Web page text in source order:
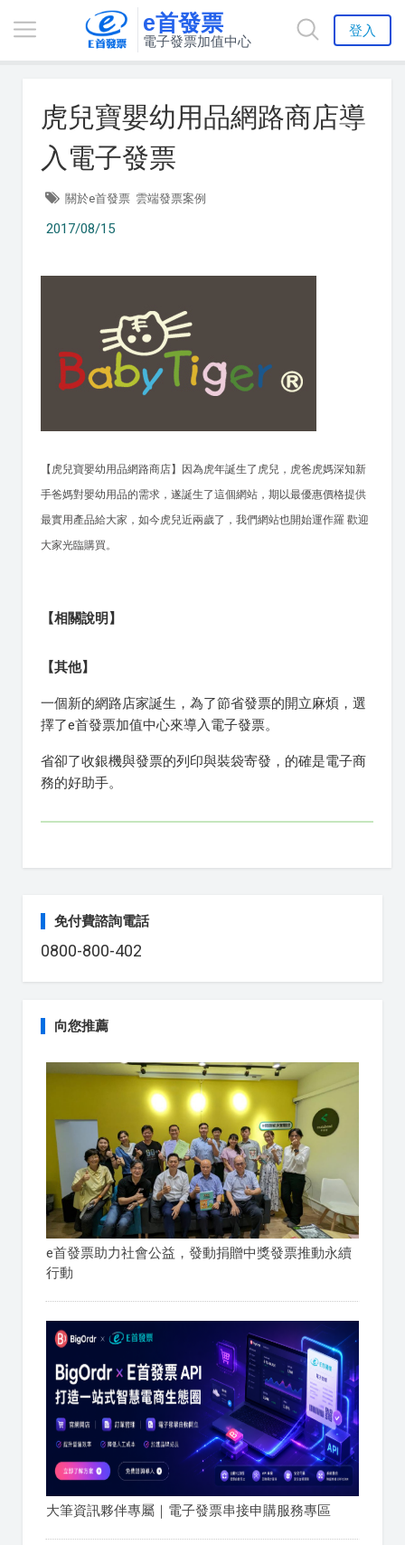
e首發票
電子發票加值中心
登入
虎兒寶嬰幼用品網路商店導
入電子發票
關於e首發票 雲端發票案例
2017/08/15
【虎兒寶嬰幼用品網路商店】因為虎年誕生了虎兒，虎爸虎媽深知新
手爸媽對嬰幼用品的需求，遂誕生了這個網站，期以最優惠價格提供
最實用產品給大家，如今虎兒近兩歲了，我們網站也開始運作羅 歡迎
大家光臨購買。
【相關說明】
【其他】
一個新的網路店家誕生，為了節省發票的開立麻煩，選
擇了e首發票加值中心來導入電子發票。
省卻了收銀機與發票的列印與裝袋寄發，的確是電子商
務的好助手。
免付費諮詢電話
0800-800-402
向您推薦
e首發票助力社會公益，發動捐贈中獎發票推動永續
行動
大筆資訊夥伴專屬｜電子發票串接申購服務專區